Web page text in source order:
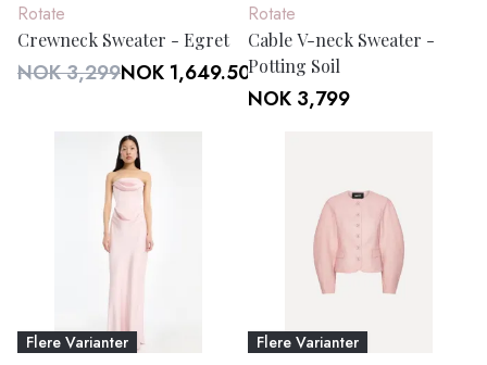
Rotate
Crewneck Sweater - Egret
NOK 3,299NOK 1,649.50
Rotate
Cable V-neck Sweater -
Potting Soil
NOK 3,799
Flere Varianter Flere Varianter